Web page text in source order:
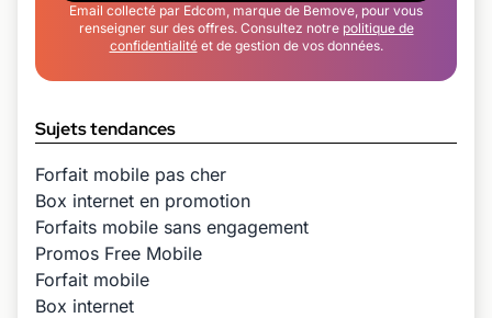
Email collecté par Edcom, marque de Bemove, pour vous
renseigner sur des offres. Consultez notre politique de
confidentialitéet de gestion de vos données.
Sujets tendances
Forfait mobile pas cher
Box internet en promotion
Forfaits mobile sans engagement
Promos Free Mobile
Forfait mobile
Box internet